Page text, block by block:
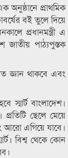
অনুষ্ঠানে প্রাথমিক
বই তুলে দিয়ে
প্রধানমন্ত্রী এ
জাতীয় পাঠ্যপুস্তক
জ্ঞান থাকবে এবং
স্মার্ট বাংলাদেশ।
প্রতিটি ছেলে মেয়ে
এগিয়ে যাবে।
বিশ্ব থেকে কোন